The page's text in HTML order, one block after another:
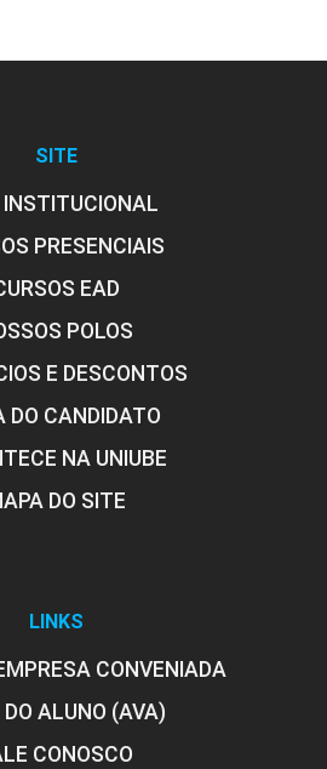
SITE
INSTITUCIONAL
PRESENCIAIS
EAD
POLOS
E DESCONTOS
DO CANDIDATO
NA UNIUBE
DO SITE
LINKS
CONVENIADA
ALUNO (AVA)
CONOSCO